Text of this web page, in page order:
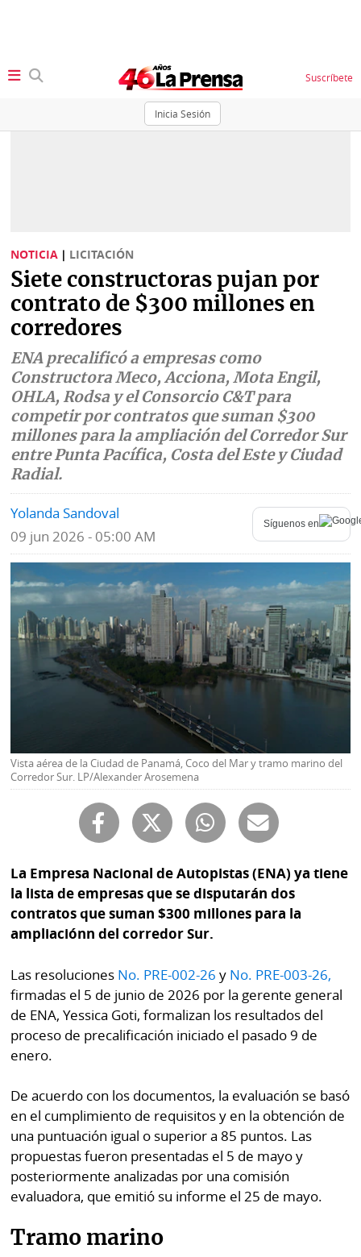
Inicia Sesión
Suscríbete
Sociedad
Judiciales
Política
Economía
Mundo
Deportes
Tecnología
Ponle
la
Firma
Status
K
Opinión
Blogs
Fotografías
Videos
erratas
Historias
SERVICIOS
E-
Comunicados
Catálogos
Kiosko
digital
Luctuosas
Contenido
RSS
Temas
Autores
al
lector
Buenas
OTROS
SITIOS
por
Metro
Tienda
Panamá
Tus
Diario
Ellas
Club
La
Prensa
Busca
NOTICIA | LICITACIÓN
Siete constructoras pujan por
contrato de $300 millones en
corredores
ENA precalificó a empresas como
Constructora Meco, Acciona, Mota Engil,
OHLA, Rodsa y el Consorcio C&T para
competir por contratos que suman $300
millones para la ampliación del Corredor Sur
entre Punta Pacífica, Costa del Este y Ciudad
Radial.
Yolanda Sandoval
09 jun 2026 - 05:00 AM
Síguenos en
Vista aérea de la Ciudad de Panamá, Coco del Mar y tramo marino del
Corredor Sur. LP/Alexander Arosemena
La Empresa Nacional de Autopistas (ENA) ya tiene
la lista de empresas que se disputarán dos
contratos que suman $300 millones para la
ampliaciónn del corredor Sur.
Las resoluciones No. PRE-002-26 y No. PRE-003-26,
firmadas el 5 de junio de 2026 por la gerente general
de ENA, Yessica Goti, formalizan los resultados del
proceso de precalificación iniciado el pasado 9 de
enero.
De acuerdo con los documentos, la evaluación se basó
en el cumplimiento de requisitos y en la obtención de
una puntuación igual o superior a 85 puntos. Las
propuestas fueron presentadas el 5 de mayo y
posteriormente analizadas por una comisión
evaluadora, que emitió su informe el 25 de mayo.
Tramo marino